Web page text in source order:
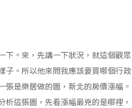
下。來，先講一下狀況，就這個觀眾
子。所以他來問我應該要買哪個行政
是樂居做的圖，新北的房價漲幅。
這張圖，先看漲幅最兇的是哪裡，